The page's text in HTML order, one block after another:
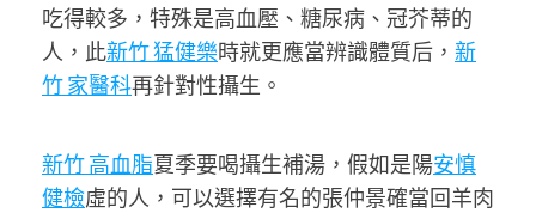
吃得較多，特殊是高血壓、糖尿病、冠芥蒂的
人，此新竹 猛健樂時就更應當辨識體質后， 新
竹 家醫科再針對性攝生。
新竹 高血脂夏季要喝攝生補湯，假如是陽安慎
健檢虛的人，可以選擇有名的張仲景確當回羊肉